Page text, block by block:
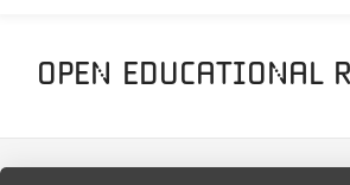
Open Educational